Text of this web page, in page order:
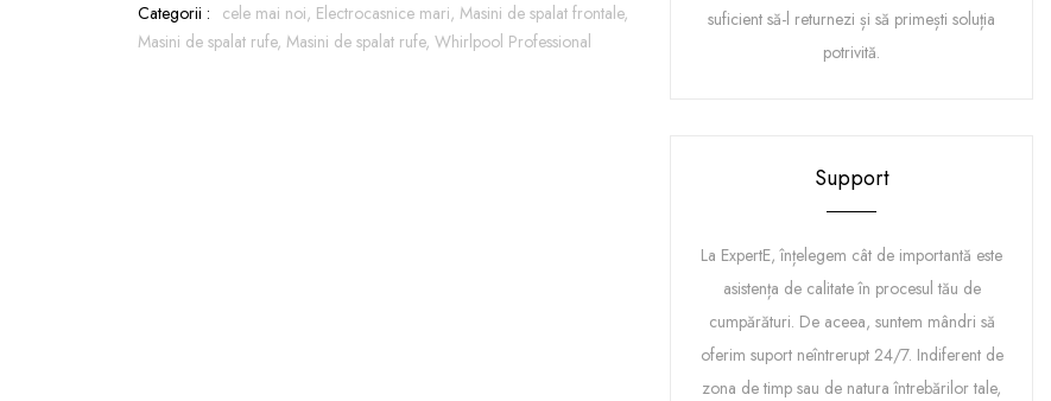
Categorii : cele mai noi, Electrocasnice mari, Masini de spalat frontale,
Masini de spalat rufe, Masini de spalat rufe, Whirlpool Professional
suficient să-l returnezi și să primești soluția
potrivită.
Support
La ExpertE, înțelegem cât de importantă este
asistența de calitate în procesul tău de
cumpărături. De aceea, suntem mândri să
oferim suport neîntrerupt 24/7. Indiferent de
zona de timp sau de natura întrebărilor tale,